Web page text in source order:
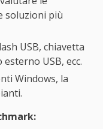
soluzioni più
USB, chiavetta
USB, ecc.
Windows, la